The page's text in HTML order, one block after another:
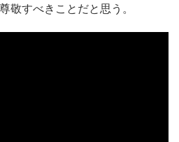
敬すべきことだと思う。